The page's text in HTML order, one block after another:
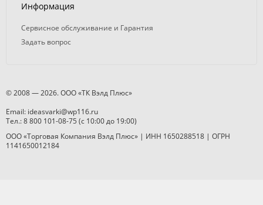
Информация
Сервисное обслуживание и Гарантия
Задать вопрос
© 2008 — 2026. ООО «ТК Вэлд Плюс»
Email: ideasvarki@wp116.ru
Тел.: 8 800 101-08-75 (с 10:00 до 19:00)
ООО «Торговая Компания Вэлд Плюс» | ИНН 1650288518 | ОГРН
1141650012184